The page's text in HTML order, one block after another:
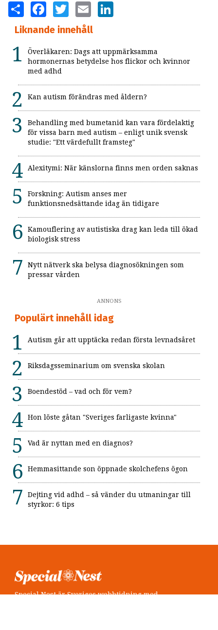
SHARE FACEBOOKTWITTER EMAIL
Liknande innehåll
Överläkaren: Dags att uppmärksamma
hormonernas betydelse hos flickor och kvinnor
med adhd
Kan autism förändras med åldern?
Behandling med bumetanid kan vara fördelaktig
för vissa barn med autism – enligt unik svensk
studie: "Ett värdefullt framsteg"
Alexitymi: När känslorna finns men orden saknas
Forskning: Autism anses mer
funktionsnedsättande idag än tidigare
Kamouflering av autistiska drag kan leda till ökad
biologisk stress
Nytt nätverk ska belysa diagnosökningen som
pressar vården
ANNONS
Populärt innehåll idag
Autism går att upptäcka redan första levnadsåret
Riksdagsseminarium om svenska skolan
Boendestöd – vad och för vem?
Hon löste gåtan "Sveriges farligaste kvinna"
Vad är nyttan med en diagnos?
Hemmasittande son öppnade skolchefens ögon
Dejting vid adhd – så vänder du utmaningar till
styrkor: 6 tips
Special Nest är Sveriges webbtidning med